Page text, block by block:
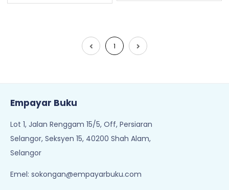
1
Empayar Buku
Lot 1, Jalan Renggam 15/5, Off, Persiaran
Selangor, Seksyen 15, 40200 Shah Alam,
Selangor
Emel: sokongan@empayarbuku.com